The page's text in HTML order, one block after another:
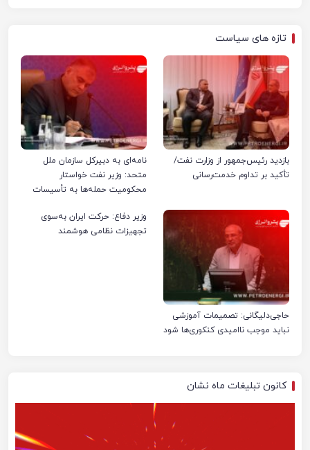
تازه های سیاست
بازدید رئیس‌جمهور از وزارت نفت/
تأکید بر تداوم خدمت‌رسانی
نامه‌ای به دبیرکل سازمان ملل
متحد: وزیر نفت خواستار
محکومیت حمله‌ها به تأسیسات
حاجی‌دلیگانی: تصمیمات آموزشی
نباید موجب ناامیدی کنکوری‌ها شود
وزیر دفاع: حرکت ایران به‌سوی
تجهیزات نظامی هوشمند
کانون تبلیغات ماه نشان